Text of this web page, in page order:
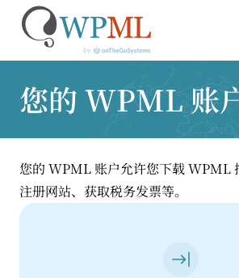
您的 WPML 账
您的 WPML 账户允许您下载 WPML
注册网站、获取税务发票等。